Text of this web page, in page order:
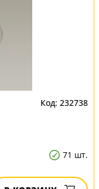
232738
71 шт.